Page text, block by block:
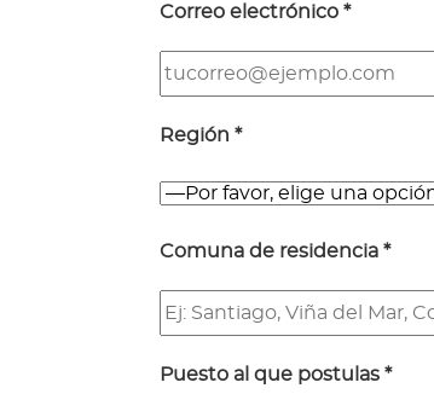
Correo electrónico *
Región *
Comuna de residencia *
Puesto al que postulas *